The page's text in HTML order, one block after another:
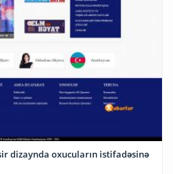
dizaynda oxucuların istifadəsinə